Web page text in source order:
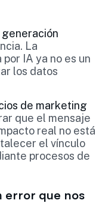
generación
La
IA ya no es un
los datos
de marketing
que el mensaje
real no está
el vínculo
procesos de
error que nos